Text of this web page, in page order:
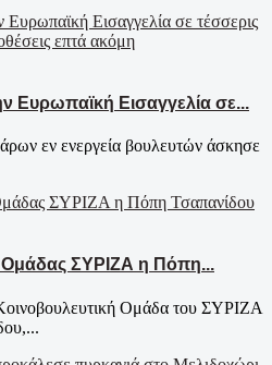
Εισαγγελία σε...
εν ενεργεία βουλευτών άσκησε
Ομάδας ΣΥΡΙΖΑ η Πόπη...
Ομάδα του ΣΥΡΙΖΑ